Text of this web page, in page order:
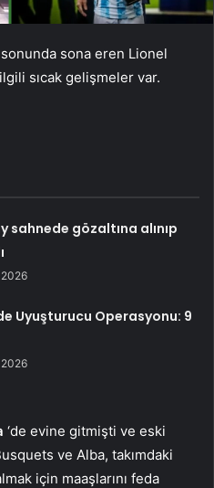
sona eren Lionel
sıcak gelişmeler var.
sahnede gözaltına alınıp
2026
Uyuşturucu Operasyonu: 9
2026
‘de evine gitmişti ve eski
ve Alba, takımdaki
için maaşlarını feda